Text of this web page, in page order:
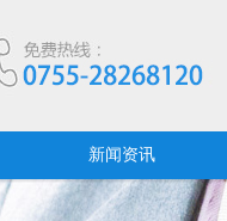
新闻资讯